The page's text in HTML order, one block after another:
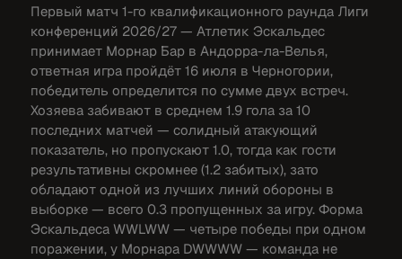
Первый матч 1-го квалификационного раунда Лиги
конференций 2026/27 — Атлетик Эскальдес
принимает Морнар Бар в Андорра-ла-Велья,
ответная игра пройдёт 16 июля в Черногории,
победитель определится по сумме двух встреч.
Хозяева забивают в среднем 1.9 гола за 10
последних матчей — солидный атакующий
показатель, но пропускают 1.0, тогда как гости
результативны скромнее (1.2 забитых), зато
обладают одной из лучших линий обороны в
выборке — всего 0.3 пропущенных за игру. Форма
Эскальдеса WWLWW — четыре победы при одном
поражении, у Морнара DWWWW — команда не